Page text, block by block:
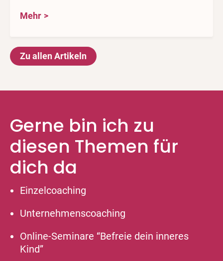
Mehr
Zu allen Artikeln
Gerne bin ich zu
diesen Themen für
dich da
Einzelcoaching
Unternehmenscoaching
Online-Seminare “Befreie dein inneres
Kind”